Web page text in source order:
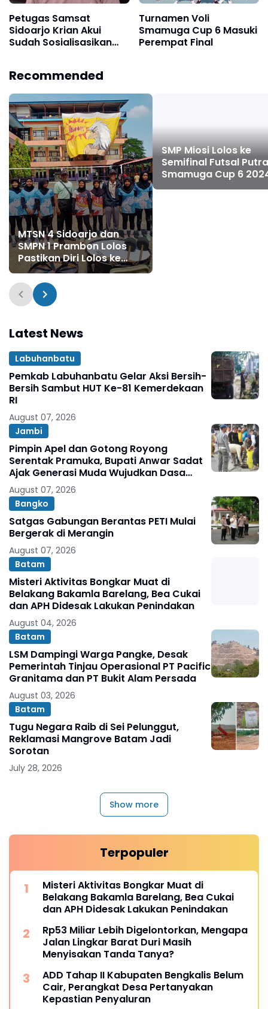
Petugas Samsat
Sidoarjo Krian Akui
Sudah Sosialisasikan
Turnamen Voli
Smamuga Cup 6 Masuki
Perempat Final
Recommended
MTSN 4 Sidoarjo dan
SMPN 1 Prambon Lolos
Pastikan Diri Lolos ke
Final Voli Putri
SMP Miosi Lolos ke
Semifinal Futsal Putra
Smamuga Cup 6
Latest News
Labuhanbatu
Pemkab Labuhanbatu Gelar Aksi Bersih-
Bersih Sambut HUT Ke-81 Kemerdekaan
RI
August 07, 2026
Jambi
Pimpin Apel dan Gotong Royong
Serentak Pramuka, Bupati Anwar Sadat
Ajak Generasi Muda Wujudkan Dasa
Darma Melalui Aksi Nyata Peduli
Lingkungan
August 07, 2026
Bangko
Satgas Gabungan Berantas PETI Mulai
Bergerak di Merangin
August 07, 2026
Batam
Misteri Aktivitas Bongkar Muat di
Belakang Bakamla Barelang, Bea Cukai
dan APH Didesak Lakukan Penindakan
August 04, 2026
Batam
LSM Dampingi Warga Pangke, Desak
Pemerintah Tinjau Operasional PT Pacific
Granitama dan PT Bukit Alam Persada
August 03, 2026
Batam
Tugu Negara Raib di Sei Pelunggut,
Reklamasi Mangrove Batam Jadi
Sorotan
July 28, 2026
Show more
Terpopuler
Misteri Aktivitas Bongkar Muat di
Belakang Bakamla Barelang, Bea Cukai
dan APH Didesak Lakukan Penindakan
Rp53 Miliar Lebih Digelontorkan, Mengapa
Jalan Lingkar Barat Duri Masih
Menyisakan Tanda Tanya?
ADD Tahap II Kabupaten Bengkalis Belum
Cair, Perangkat Desa Pertanyakan
Kepastian Penyaluran